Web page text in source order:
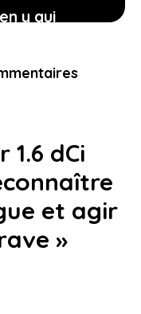
y qui
1.6 dCi
et agir
»